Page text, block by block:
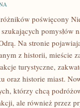
poświęcony
pomysłów
Na stronie
z historii, mieście
turystyczne,
oraz historie miast.
którzy chcą
ale również przez